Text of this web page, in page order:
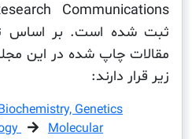
Research
است. بر اساس تقسیم
چاپ شده در این مجله در
دارند:
Biochemistry, Genetics
Biology